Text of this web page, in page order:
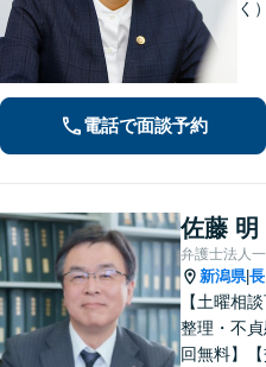
く
き
ー
電話で面談予約
佐藤 明
弁護士法人
新潟県|
【土曜相
整理・不
回無料】【